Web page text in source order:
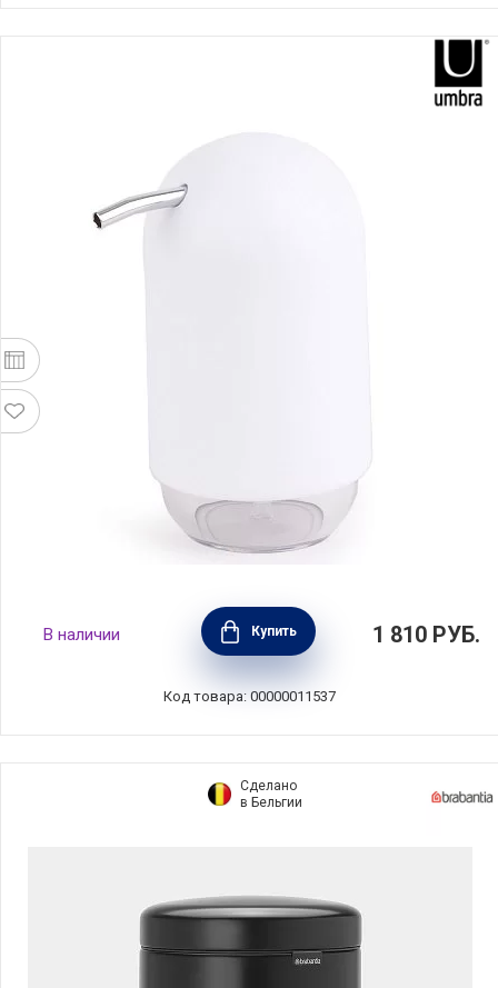
Диспенсер для жидкого мыла Touch высота
14 см, цвет белый, материал полипропилен
+ металл, Umbra, Канада, 023273-660
В наличии Купить 1 810 РУБ.
Код товара: 00000011537
Сделано
в Бельгии